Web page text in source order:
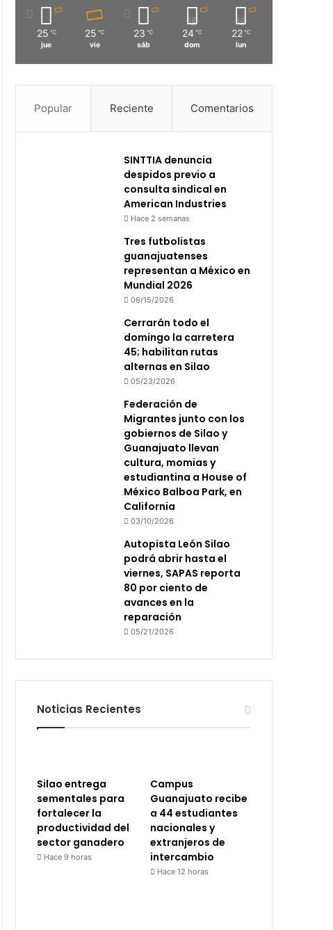
25 ℃
jue
25 ℃
vie
23 ℃
sáb
24 ℃
dom
22 ℃
lun
Popular Reciente Comentarios
SINTTIA denuncia
despidos previo a
consulta sindical en
American Industries
Hace 2 semanas
Tres futbolistas
guanajuatenses
representan a México en
Mundial 2026
06/15/2026
Cerrarán todo el
domingo la carretera
45; habilitan rutas
alternas en Silao
05/23/2026
Federación de
Migrantes junto con los
gobiernos de Silao y
Guanajuato llevan
cultura, momias y
estudiantina a House of
México Balboa Park, en
California
03/10/2026
Autopista León Silao
podrá abrir hasta el
viernes, SAPAS reporta
80 por ciento de
avances en la
reparación
05/21/2026
Noticias Recientes
Silao entrega
sementales para
fortalecer la
productividad del
sector ganadero
Hace 9 horas
Campus
Guanajuato recibe
a 44 estudiantes
nacionales y
extranjeros de
intercambio
Hace 12 horas